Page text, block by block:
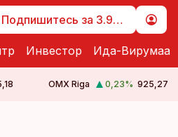
Подпишитесь за 3.99 €
Инвестор Ида-Вирумаа
OMX Riga 0,23% 925,27